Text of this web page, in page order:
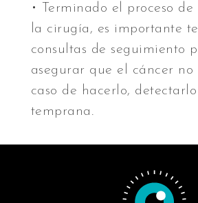
• Terminado el proceso
la cirugía, es importante
consultas de seguimiento
asegurar que el cáncer no
caso de hacerlo,
temprana.